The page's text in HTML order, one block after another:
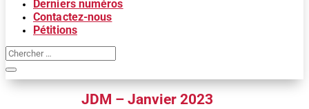
Derniers numéros
Contactez-nous
Pétitions
JDM – Janvier 2023